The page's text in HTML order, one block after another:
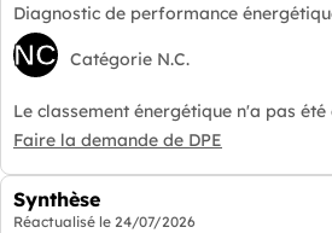
Diagnostic de performance
NC Catégorie N.C.
Le classement énergétique n'a pas
Faire la demande de DPE
Synthèse
Réactualisé le 24/07/2026